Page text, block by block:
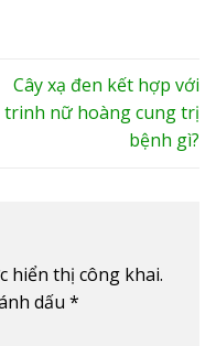
Cây xạ đen kết hợp với
trinh nữ hoàng cung trị
bệnh gì?
hiển thị công khai.
dấu *